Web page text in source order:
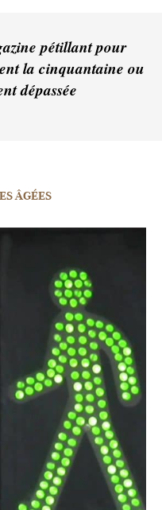
pétillant pour
la cinquantaine ou
dépassée
ÂGÉES